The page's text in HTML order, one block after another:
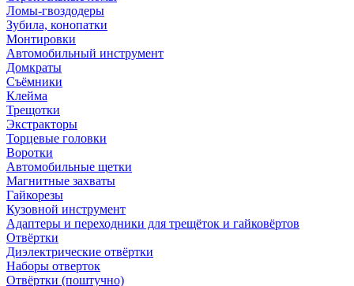
Ломы-гвоздодеры
Зубила, конопатки
Монтировки
Автомобильный инструмент
Домкраты
Съёмники
Клейма
Трещотки
Экстракторы
Торцевые головки
Воротки
Автомобильные щетки
Магнитные захваты
Гайкорезы
Кузовной инструмент
Адаптеры и переходники для трещёток и гайковёртов
Отвёртки
Диэлектрические отвёртки
Наборы отверток
Отвёртки (поштучно)